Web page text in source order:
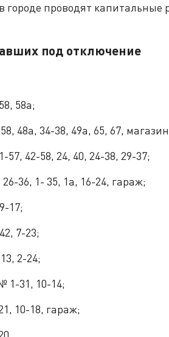
городе проводят капитальные
под отключение
58а;
48а, 34-38, 49а, 65, 67,
42-58, 24, 40, 24-38, 29-37;
36, 1- 35, 1а, 16-24, гараж;
17;
7-23;
2-24;
1-31, 10-14;
10-18, гараж;